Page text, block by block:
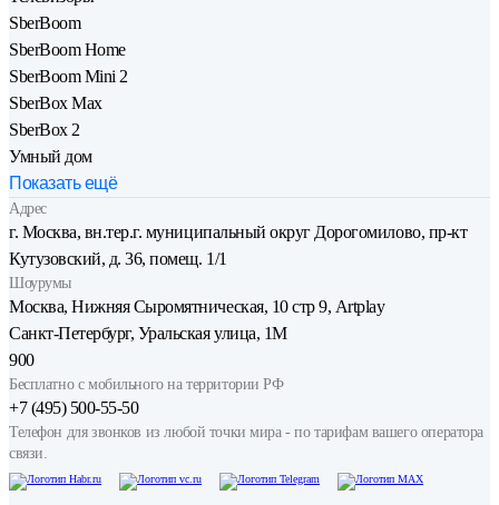
SberBoom
SberBoom Home
SberBoom Mini 2
SberBox Max
SberBox 2
Умный дом
Показать ещё
Адрес
г. Москва, вн.тер.г. муниципальный округ Дорогомилово, пр-кт
Кутузовский, д. 36, помещ. 1/1
Шоурумы
Москва, Нижняя Сыро­мятническая, 10 стр 9, Artplay
Санкт-Петербург, Уральская улица, 1М
Бесплатно с мобильного на территории РФ
900
Телефон для звонков из любой точки мира - по тарифам вашего оператора
связи.
+7 (495) 500-55-50